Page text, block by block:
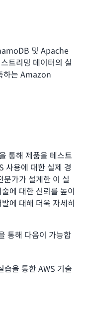
및 Apache
스트리밍 데이터의 실
하는 Amazon
통해 제품을 테스트
사용에 대한 실제 경
가가 설계한 이 실
에 대한 신뢰를 높이
에 대해 더욱 자세히
통해 다음이 가능합
습을 통한 AWS 기술